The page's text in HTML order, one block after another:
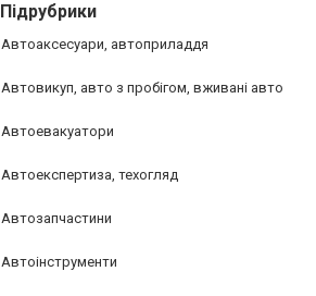
Підрубрики
Автоаксесуари, автоприладдя
Автовикуп, авто з пробігом, вживані авто
Автоевакуатори
Автоекспертиза, техогляд
Автозапчастини
Автоінструменти